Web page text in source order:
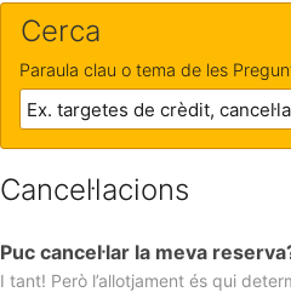
Cerca
Paraula clau o tema de les
Cancel·lacions
Puc cancel·lar la meva
I tant! Però l’allotjament és qui